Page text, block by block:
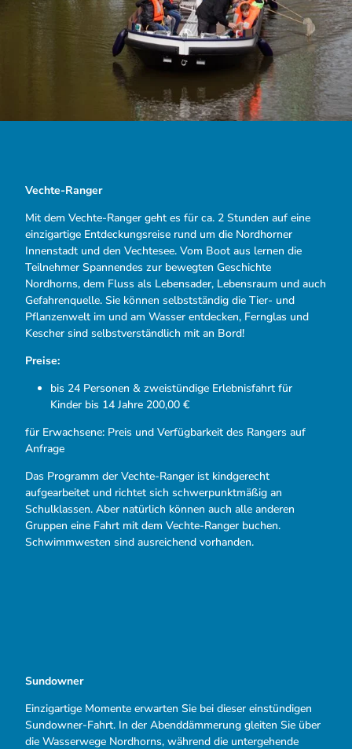
Vechte-Ranger
Mit dem Vechte-Ranger geht es für ca. 2 Stunden auf eine
einzigartige Entdeckungsreise rund um die Nordhorner
Innenstadt und den Vechtesee. Vom Boot aus lernen die
Teilnehmer Spannendes zur bewegten Geschichte
Nordhorns, dem Fluss als Lebensader, Lebensraum und auch
Gefahrenquelle. Sie können selbstständig die Tier- und
Pflanzenwelt im und am Wasser entdecken, Fernglas und
Kescher sind selbstverständlich mit an Bord!
Preise:
bis 24 Personen & zweistündige Erlebnisfahrt für
Kinder bis 14 Jahre 200,00 €
für Erwachsene: Preis und Verfügbarkeit des Rangers auf
Anfrage
Das Programm der Vechte-Ranger ist kindgerecht
aufgearbeitet und richtet sich schwerpunktmäßig an
Schulklassen. Aber natürlich können auch alle anderen
Gruppen eine Fahrt mit dem Vechte-Ranger buchen.
Schwimmwesten sind ausreichend vorhanden.
Sundowner
Einzigartige Momente erwarten Sie bei dieser einstündigen
Sundowner-Fahrt. In der Abenddämmerung gleiten Sie über
die Wasserwege Nordhorns, während die untergehende